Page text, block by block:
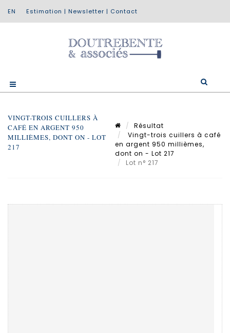
Estimation | Newsletter | Contact
VINGT-TROIS CUILLERS À
CAFÉ EN ARGENT 950
MILLIÈMES, DONT ON - LOT
217
Résultat
Vingt-trois cuillers à café
en argent 950 millièmes,
dont on - Lot 217
Lot n° 217